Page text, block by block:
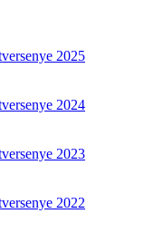
2025
2024
2023
2022